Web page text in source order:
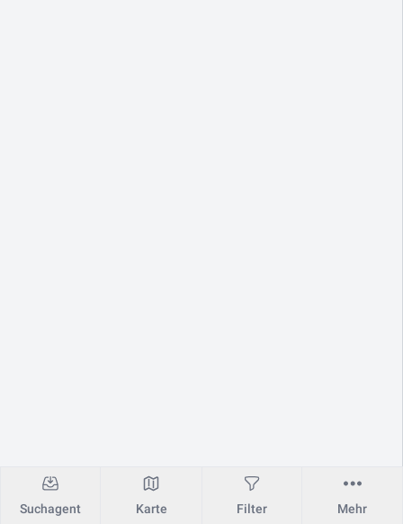
Suchagent Karte Filter Mehr